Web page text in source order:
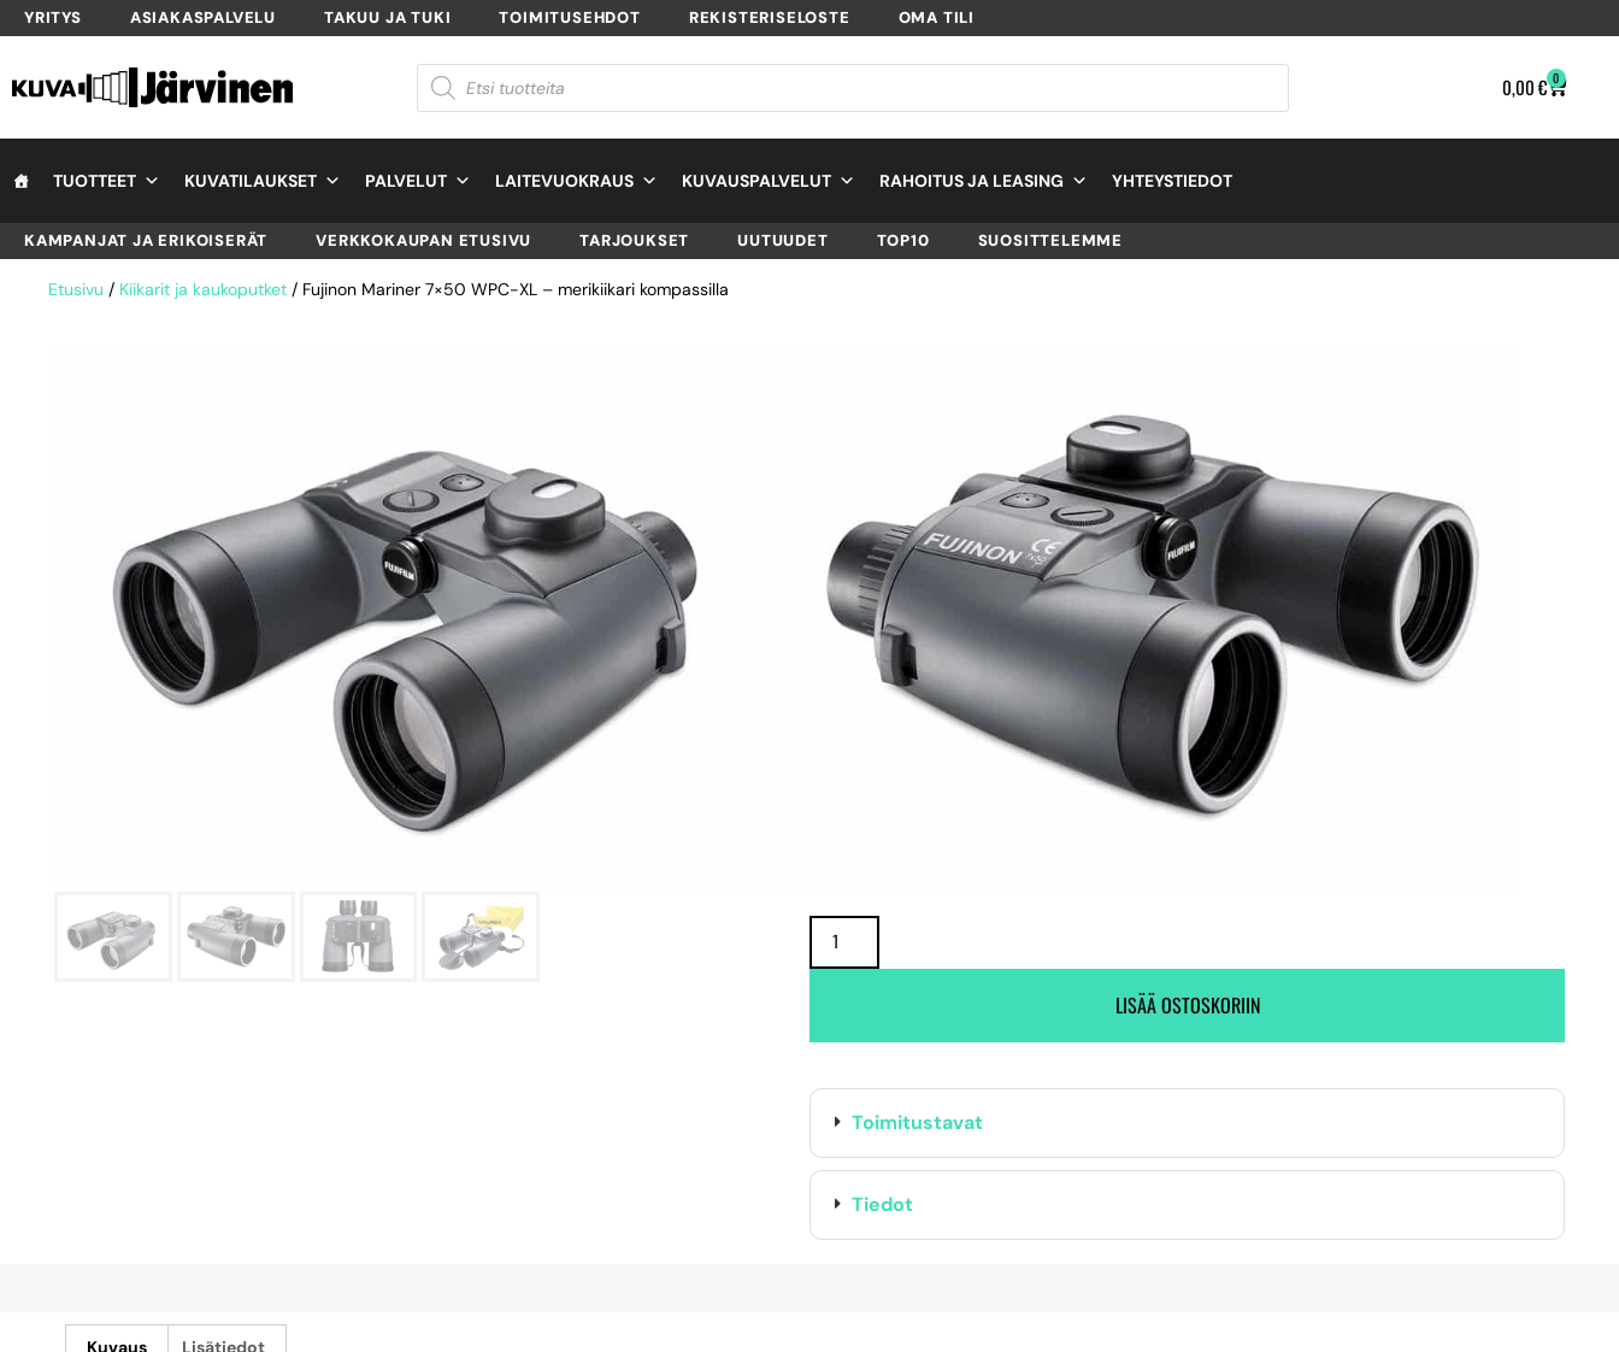
YRITYS ASIAKASPALVELU TAKUU JA TUKI TOIMITUSEHDOT REKISTERISELOSTE OMA TILI
0,00€ 0
TUOTTEET KUVATILAUKSET PALVELUT LAITEVUOKRAUS KUVAUSPALVELUT RAHOITUS JA LEASING YHTEYSTIEDOT
KAMPANJAT JA ERIKOISERÄT VERKKOKAUPAN ETUSIVU TARJOUKSET UUTUUDET TOP10 SUOSITTELEMME
Etusivu / Kiikarit ja kaukoputket / Fujinon Mariner 7×50 WPC-XL – merikiikari kompassilla
TUOTTEEN SAATAVUUS
Oma varasto: Toimitus heti! (1 kpl varastossa)
Maahantuojan varasto: Tieto ei ole saatavilla.
LISÄÄ OSTOSKORIIN
Toimitustavat
Tiedot
Kuvaus Lisätiedot